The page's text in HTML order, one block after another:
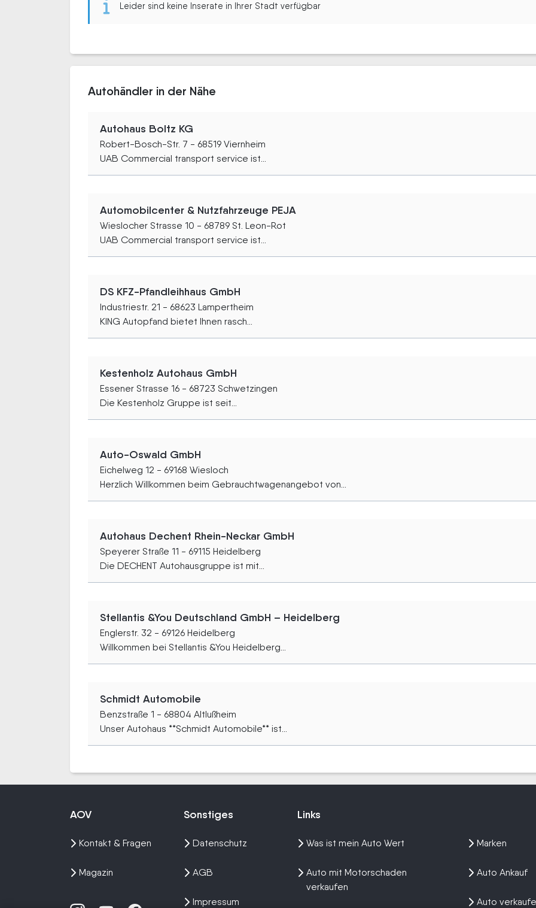
Leider sind keine Inserate in Ihrer Stadt verfügbar
Autohändler in der Nähe
Autohaus Boltz KG
Robert-Bosch-Str. 7 - 68519 Viernheim
UAB Commercial transport service ist...
Automobilcenter & Nutzfahrzeuge PEJA
Wieslocher Strasse 10 - 68789 St. Leon-Rot
UAB Commercial transport service ist...
DS KFZ-Pfandleihhaus GmbH
Industriestr. 21 - 68623 Lampertheim
KING Autopfand bietet Ihnen rasch...
Kestenholz Autohaus GmbH
Essener Strasse 16 - 68723 Schwetzingen
Die Kestenholz Gruppe ist seit...
Auto-Oswald GmbH
Eichelweg 12 - 69168 Wiesloch
Herzlich Willkommen beim Gebrauchtwagenangebot von...
Autohaus Dechent Rhein-Neckar GmbH
Speyerer Straße 11 - 69115 Heidelberg
Die DECHENT Autohausgruppe ist mit...
Stellantis &You Deutschland GmbH – Heidelberg
Englerstr. 32 - 69126 Heidelberg
Willkommen bei Stellantis &You Heidelberg...
Schmidt Automobile
Benzstraße 1 - 68804 Altlußheim
Unser Autohaus **Schmidt Automobile** ist...
AOV
Kontakt & Fragen
Magazin
Sonstiges
Datenschutz
AGB
Impressum
Links
Was ist mein Auto Wert
Auto mit Motorschaden
verkaufen
Marken
Auto Ankauf
Auto